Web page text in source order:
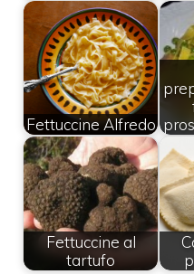
Fettuccine Alfredo
Fettuccine al
tartufo